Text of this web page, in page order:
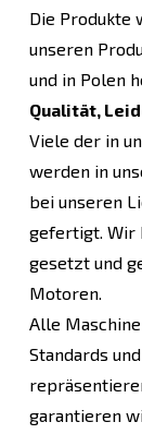
Die Produkte
unseren
und in Polen
Qualität,
Viele der in
werden in
bei unseren
gefertigt. Wir
gesetzt und
Motoren.
Alle
Standards
garantieren